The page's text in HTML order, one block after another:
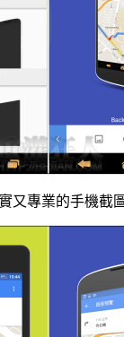
又專業的手機截